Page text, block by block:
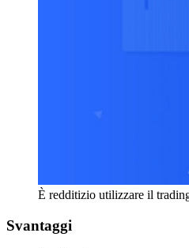
È redditizio utilizzare il
Svantaggi